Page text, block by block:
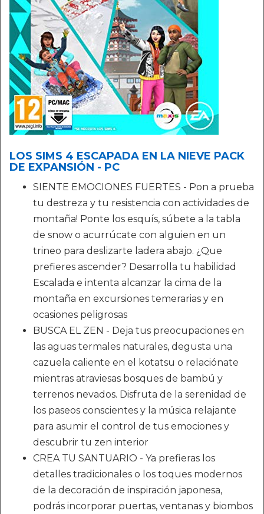
LOS SIMS 4 ESCAPADA EN LA NIEVE PACK
DE EXPANSIÓN - PC
SIENTE EMOCIONES FUERTES - Pon a prueba
tu destreza y tu resistencia con actividades de
montaña! Ponte los esquís, súbete a la tabla
de snow o acurrúcate con alguien en un
trineo para deslizarte ladera abajo. ¿Que
prefieres ascender? Desarrolla tu habilidad
Escalada e intenta alcanzar la cima de la
montaña en excursiones temerarias y en
ocasiones peligrosas
BUSCA EL ZEN - Deja tus preocupaciones en
las aguas termales naturales, degusta una
cazuela caliente en el kotatsu o relaciónate
mientras atraviesas bosques de bambú y
terrenos nevados. Disfruta de la serenidad de
los paseos conscientes y la música relajante
para asumir el control de tus emociones y
descubrir tu zen interior
CREA TU SANTUARIO - Ya prefieras los
detalles tradicionales o los toques modernos
de la decoración de inspiración japonesa,
podrás incorporar puertas, ventanas y biombos